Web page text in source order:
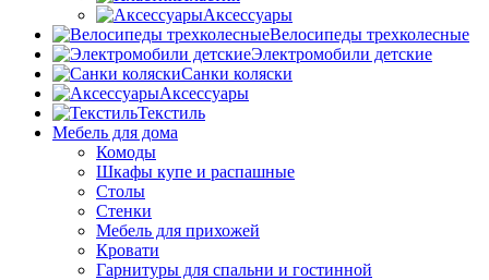
Аксессуары
Велосипеды трехколесные
Электромобили детские
Санки коляски
Аксессуары
Текстиль
Мебель для дома
Комоды
Шкафы купе и распашные
Столы
Стенки
Мебель для прихожей
Кровати
Гарнитуры для спальни и гостинной